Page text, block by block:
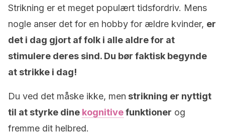
Strikning er et meget populært tidsfordriv. Mens
nogle anser det for en hobby for ældre kvinder, er
det i dag gjort af folk i alle aldre for at
stimulere deres sind. Du bør faktisk begynde
at strikke i dag!
Du ved det måske ikke, men strikning er nyttigt
til at styrke dine kognitivefunktioner og
fremme dit helbred.